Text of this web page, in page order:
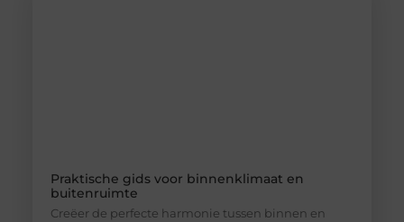
Praktische gids voor binnenklimaat en
buitenruimte
Creëer de perfecte harmonie tussen binnen en